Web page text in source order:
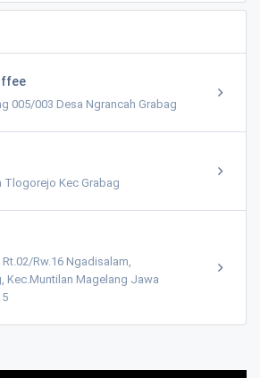
005/003 Desa Ngrancah Grabag
Tlogorejo Kec Grabag
Rw.16 Ngadisalam,
Kec.Muntilan Magelang Jawa